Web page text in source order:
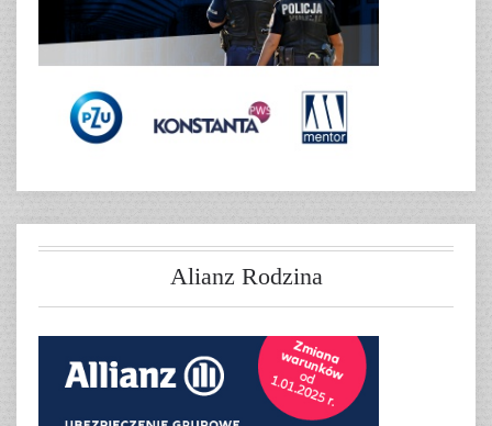
Alianz Rodzina